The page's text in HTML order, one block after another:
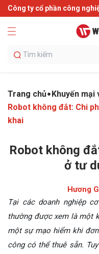
Công ty cổ phần công
Trang chủ Khuyến mại
Robot không đắt: Chi
khai
Robot không
ở tư
Hương
Tại các doanh nghiệp
thường được xem là một
một sự mạo hiểm khi
công có thể thuê sẵn.